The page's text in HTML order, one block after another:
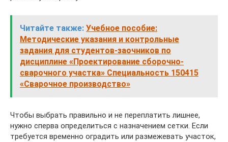
Читайте также: Учебное пособие:
Методические указания и контрольные
задания для студентов-заочников по
дисциплине «Проектирование сборочно-
сварочного участка» Специальность 150415
«Сварочное производство»
Чтобы выбрать правильно и не переплатить лишнее,
нужно сперва определиться с назначением сетки. Если
требуется временно оградить или размежевать участок,